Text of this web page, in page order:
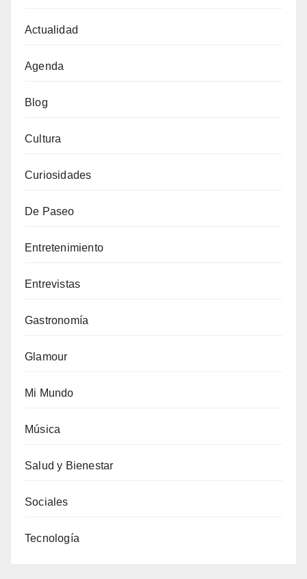
Actualidad
Agenda
Blog
Cultura
Curiosidades
De Paseo
Entretenimiento
Entrevistas
Gastronomía
Glamour
Mi Mundo
Música
Salud y Bienestar
Sociales
Tecnología